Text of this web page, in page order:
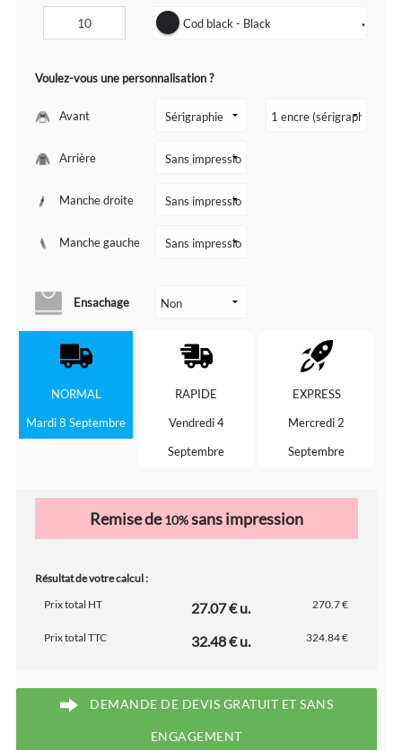
Cod black - Black ▼
Voulez-vous une personnalisation ?
Avant
Arrière
Manche droite
Manche gauche
Ensachage
NORMAL
Mardi 8 Septembre
RAPIDE
Vendredi 4
Septembre
EXPRESS
Mercredi 2
Septembre
Remise de10%sans impression
Résultat de votre calcul :
Prix total HT
27.07 € u. 270.7 €
Prix total TTC 32.48 € u. 324.84 €
DEMANDE DE DEVIS GRATUIT ET SANS
ENGAGEMENT